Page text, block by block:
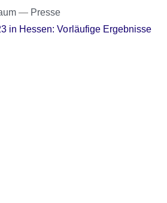
Presse
in Hessen: Vorläufige Ergebnisse